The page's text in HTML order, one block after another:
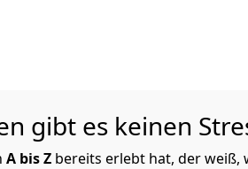
gibt es keinen
A bis Z bereits erlebt hat, der weiß,